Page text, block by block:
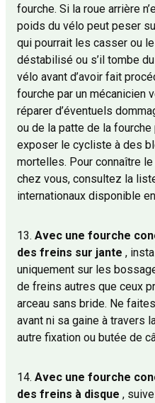
fourche. Si la roue arrière
poids du vélo peut peser
qui pourrait les casser ou
déstabilisé ou s’il tombe
vélo avant d’avoir fait
fourche par un mécanicien
réparer d’éventuels
ou de la patte de la
exposer le cycliste à des
mortelles. Pour connaître
chez vous, consultez la
internationaux disponible
13. Avec une fourche
des freins sur jante ,
uniquement sur les
de freins autres que ceux
arceau sans bride. Ne
avant ni sa gaine à travers
autre fixation ou butée de
14. Avec une fourche
des freins à disque ,